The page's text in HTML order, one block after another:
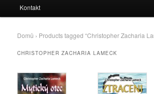
Kontakt
Domů › Products tagged “Christopher Zacharia
CHRISTOPHER ZACHARIA LAMECK